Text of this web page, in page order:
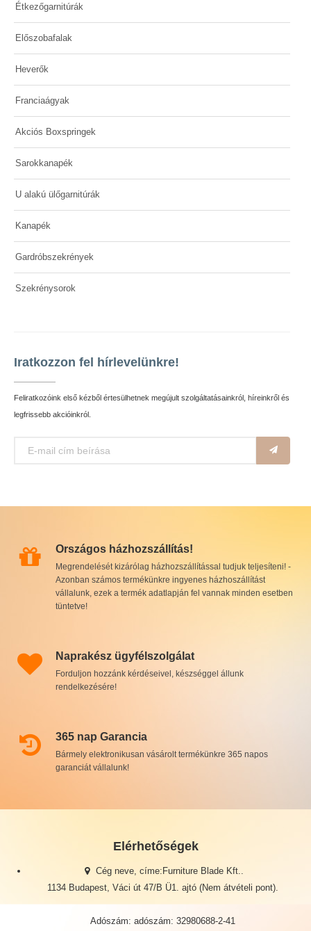
Étkezőgarnitúrák
Előszobafalak
Heverők
Franciaágyak
Akciós Boxspringek
Sarokkanapék
U alakú ülőgarnitúrák
Kanapék
Gardróbszekrények
Szekrénysorok
Iratkozzon fel hírlevelünkre!
Feliratkozóink első kézből értesülhetnek megújult szolgáltatásainkról, híreinkről és
legfrissebb akcióinkról.
Országos házhozszállítás!
Megrendelését kizárólag házhozszállítással tudjuk teljesíteni! -
Azonban számos termékünkre ingyenes házhoszállítást
vállalunk, ezek a termék adatlapján fel vannak minden esetben
tüntetve!
Naprakész ügyfélszolgálat
Forduljon hozzánk kérdéseivel, készséggel állunk
rendelkezésére!
365 nap Garancia
Bármely elektronikusan vásárolt termékünkre 365 napos
garanciát vállalunk!
Elérhetőségek
Cég neve, címe:Furniture Blade Kft..
1134 Budapest, Váci út 47/B Ü1. ajtó (Nem átvételi pont).
Adószám: adószám: 32980688-2-41